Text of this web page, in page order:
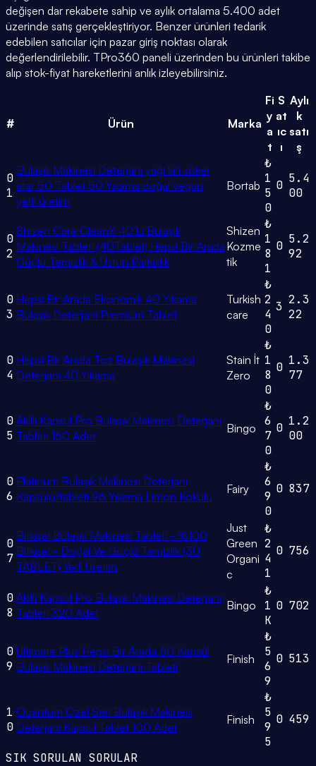
değişen dar rekabete sahip ve aylık ortalama 5.400 adet
üzerinde satış gerçekleştiriyor. Benzer ürünleri tedarik
edebilen satıcılar için pazar giriş noktası olarak
değerlendirilebilir. TPro360 paneli üzerinden bu ürünleri takibe
alıp stok-fiyat hareketlerini anlık izleyebilirsiniz.
# Ürün Marka
Fi
y
a
t
S
at
ıc
ı
Aylı
k
satı
ş
0
1
Bulaşık Makinesi Deterjanı yağı kiri söker
atar 50 Tablet 50 Yıkama doğal vegan
yerli üretim
Bortab
₺
1
5
0
0 5.4
00
0
2
Shizen Care CleanX 40’Lı Bulaşık
Makinesi Tableti (40Tablet) Hepsi Bir Arada
Güçlü Temizlik & Üstün Parlaklık
Shizen
Kozme
tik
₺
1
8
1
0 5.2
92
0
3
Hepsi Bir Arada Ekonomik 40 Yıkama
Bulaşık Deterjanı Premium Tablet
Turkish
care
₺
2
4
0
3 2.3
22
0
4
Hepsi Bir Arada Toz Bulaşık Makinesi
Deterjanı 40 Yıkama
Stain İt
Zero
₺
1
8
0
0 1.3
77
0
5
Akıllı Kapsül Pro Bulaşık Makinesi Deterjanı
Tableti 160 Adet
Bingo
₺
6
7
0
0 1.2
00
0
6
Platinum Bulaşık Makinesi Deterjanı
Kapsülü/tableti 96 Yıkama Limon Kokulu
Fairy
₺
6
9
0
0 837
0
7
Bitkisel Bulaşık Makinesi Tableti - %100
Bitkisel - Doğal Ve Güçlü Temizlik (30
TABLET) Yerli Üretim
Just
Green
Organi
c
₺
2
4
1
0 756
0
8
Akıllı Kapsül Pro Bulaşık Makinesi Deterjanı
Tableti 320 Adet
Bingo
₺
1
K
0 702
0
9
Ultimate Plus Hepsi Bir Arada 60 Kapsül
Bulaşık Makinesi Deterjanı Tableti
Finish
₺
5
6
9
0 513
1
0
Quantum Özel Seri Bulaşık Makinesi
Deterjanı Kapsül Tablet 100 Adet
Finish
₺
5
9
5
0 459
SIK SORULAN SORULAR